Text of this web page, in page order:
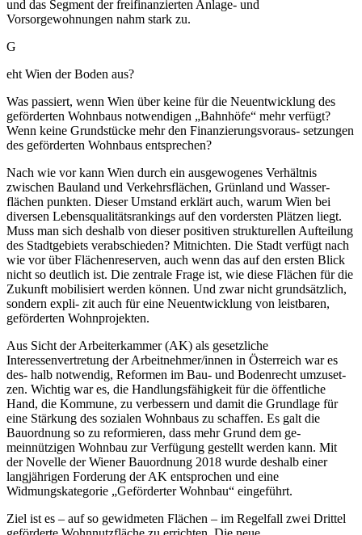
und das Segment der freifinanzierten Anlage- und
Vorsorgewohnungen nahm stark zu.
G
eht Wien der Boden aus?
Was passiert, wenn Wien über keine für die Neuentwicklung des
geförderten Wohnbaus notwendigen „Bahnhöfe“ mehr verfügt?
Wenn keine Grundstücke mehr den Finanzierungsvoraus- setzungen
des geförderten Wohnbaus entsprechen?
Nach wie vor kann Wien durch ein ausgewogenes Verhältnis
zwischen Bauland und Verkehrsflächen, Grünland und Wasser-
flächen punkten. Dieser Umstand erklärt auch, warum Wien bei
diversen Lebensqualitätsrankings auf den vordersten Plätzen liegt.
Muss man sich deshalb von dieser positiven strukturellen Aufteilung
des Stadtgebiets verabschieden? Mitnichten. Die Stadt verfügt nach
wie vor über Flächenreserven, auch wenn das auf den ersten Blick
nicht so deutlich ist. Die zentrale Frage ist, wie diese Flächen für die
Zukunft mobilisiert werden können. Und zwar nicht grundsätzlich,
sondern expli- zit auch für eine Neuentwicklung von leistbaren,
geförderten Wohnprojekten.
Aus Sicht der Arbeiterkammer (AK) als gesetzliche
Interessenvertretung der Arbeitnehmer/innen in Österreich war es
des- halb notwendig, Reformen im Bau- und Bodenrecht umzuset-
zen. Wichtig war es, die Handlungsfähigkeit für die öffentliche
Hand, die Kommune, zu verbessern und damit die Grundlage für
eine Stärkung des sozialen Wohnbaus zu schaffen. Es galt die
Bauordnung so zu reformieren, dass mehr Grund dem ge-
meinnützigen Wohnbau zur Verfügung gestellt werden kann. Mit
der Novelle der Wiener Bauordnung 2018 wurde deshalb einer
langjährigen Forderung der AK entsprochen und eine
Widmungskategorie „Geförderter Wohnbau“ eingeführt.
Ziel ist es – auf so gewidmeten Flächen – im Regelfall zwei Drittel